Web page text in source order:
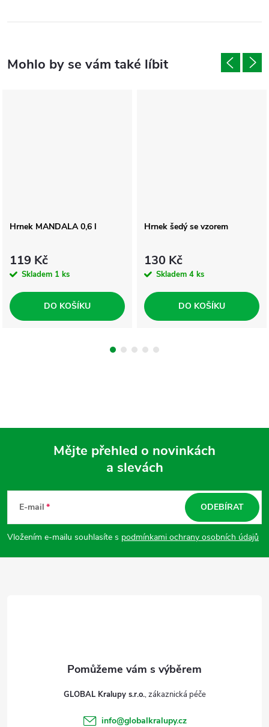
Hrnek MANDALA 0,6 l
119 Kč
Skladem 1 ks
DO KOŠÍKU
Hrnek šedý se vzorem
130 Kč
Skladem 4 ks
DO KOŠÍKU
p
a
Mějte přehled o novinkách
a slevách
E-mail
Vložením e-mailu souhlasíte s podmínkami ochrany osobních údajů
ODEBÍRAT
GLOBAL Kralupy s.r.o.
info@globalkralupy.cz